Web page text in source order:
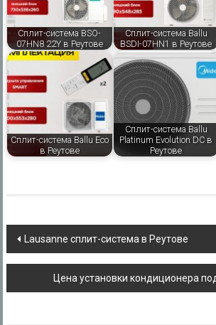
Сплит-система BSO-
07HN8 22Y в Реутове
Сплит-система Ballu
BSDI-07HN1 в Реутове
Сплит-система Ballu Eco
в Реутове
Сплит-система Ballu
Platinum Evolution DC в
Реутове
Навигация
по
записям
Lausanne сплит-система в Реутове
Цена установки кондиционера